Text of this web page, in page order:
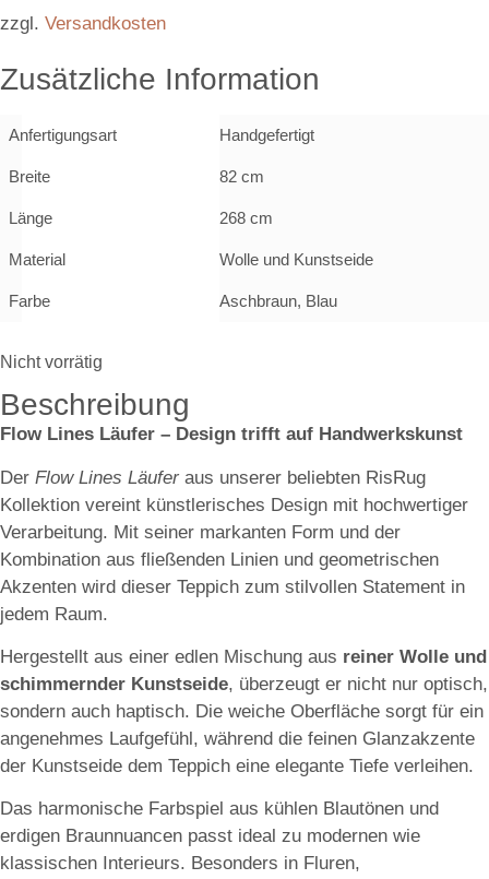
zzgl. Versandkosten
Zusätzliche Information
Anfertigungsart Handgefertigt
Breite 82 cm
Länge 268 cm
Material Wolle und Kunstseide
Farbe Aschbraun, Blau
Nicht vorrätig
Beschreibung
Flow Lines Läufer – Design trifft auf Handwerkskunst
Der Flow Lines Läufer aus unserer beliebten RisRug
Kollektion vereint künstlerisches Design mit hochwertiger
Verarbeitung. Mit seiner markanten Form und der
Kombination aus fließenden Linien und geometrischen
Akzenten wird dieser Teppich zum stilvollen Statement in
jedem Raum.
Hergestellt aus einer edlen Mischung aus reiner Wolle und
schimmernder Kunstseide, überzeugt er nicht nur optisch,
sondern auch haptisch. Die weiche Oberfläche sorgt für ein
angenehmes Laufgefühl, während die feinen Glanzakzente
der Kunstseide dem Teppich eine elegante Tiefe verleihen.
Das harmonische Farbspiel aus kühlen Blautönen und
erdigen Braunnuancen passt ideal zu modernen wie
klassischen Interieurs. Besonders in Fluren,